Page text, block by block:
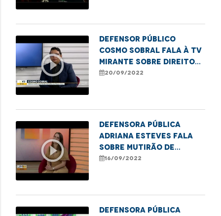
play_circle_outline
Defensor público
Cosmo Sobral fala à TV
Mirante sobre direitos
dos idosos
20/09/2022
play_circle_outline
Defensora pública
Adriana Esteves fala
sobre mutirão de
retificação de nome em
16/09/2022
Defensora Pública